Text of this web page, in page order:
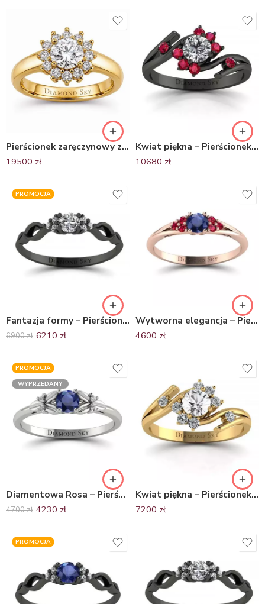
Pierścionek zaręczynowy z żółtego złota z diamentem 0.50 ct i diamentami, Wiosenny Blask
19500 zł
Kwiat piękna – Pierścionek zaręczynowy z czarnego złota z diamentem i rubinami
10680 zł
PROMOCJA
Fantazja formy – Pierścionek zaręczynowy z czarnego złota z diamentami VVS2/H
6900zł 6210 zł
Wytworna elegancja – Pierścionek zaręczynowy z różowego złota z szafirem i rubinami
4600 zł
PROMOCJA
WYPRZEDANY
Diamentowa Rosa – Pierścionek zaręczynowy z białego złota z szafirem i diamentami
4700zł 4230 zł
Kwiat piękna – Pierścionek zaręczynowy z żółtego złota z białym szafirem i diamentami 18 karat
7200 zł
PROMOCJA